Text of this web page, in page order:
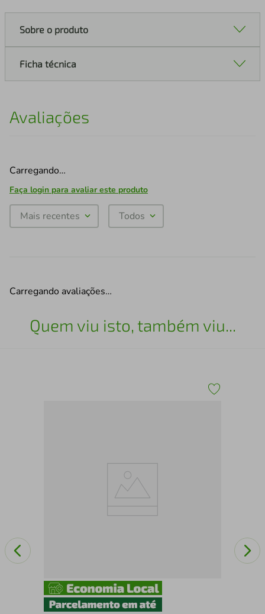
Sobre o produto
Ficha técnica
Avaliações
Carregando…
Faça login para avaliar este produto
Mais recentes Todos
Carregando avaliações…
Quem viu isto, também viu...